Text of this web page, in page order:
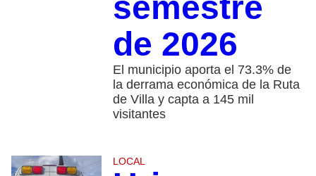
semestre
de 2026
El municipio aporta el 73.3% de
la derrama económica de la Ruta
de Villa y capta a 145 mil
visitantes
LOCAL